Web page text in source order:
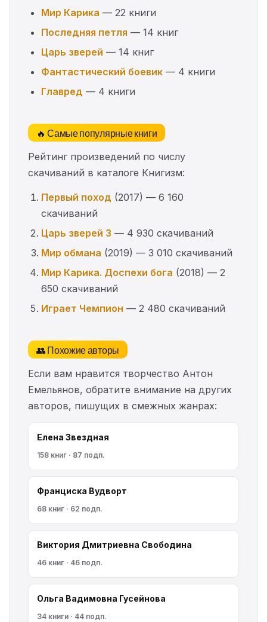
Мир Карика — 22 книги
Последняя петля — 14 книг
Царь зверей — 14 книг
Фантастический боевик — 4 книги
Главред — 4 книги
🔥 Самые популярные книги
Рейтинг произведений по числу
скачиваний в каталоге Книгизм:
Первый поход (2017) — 6 160
скачиваний
Царь зверей 3 — 4 930 скачиваний
Мир обмана (2019) — 3 010 скачиваний
Мир Карика. Доспехи бога (2018) — 2
650 скачиваний
Играет Чемпион — 2 480 скачиваний
👥 Похожие авторы
Если вам нравится творчество Антон
Емельянов, обратите внимание на других
авторов, пишущих в смежных жанрах:
Елена Звездная
158 книг · 87 подп.
Франциска Вудворт
68 книг · 62 подп.
Виктория Дмитриевна Свободина
46 книг · 46 подп.
Ольга Вадимовна Гусейнова
34 книги · 44 подп.